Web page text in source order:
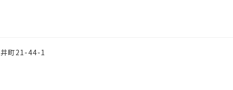
町21-44-1